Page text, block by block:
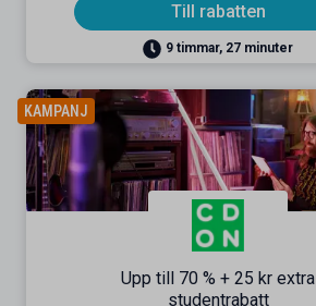
Till rabatten
9 timmar, 27 minuter
KAMPANJ
Upp till 70 % + 25 kr extra
studentrabatt